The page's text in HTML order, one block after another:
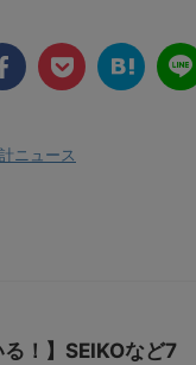
ニュース
る！】SEIKOなど7